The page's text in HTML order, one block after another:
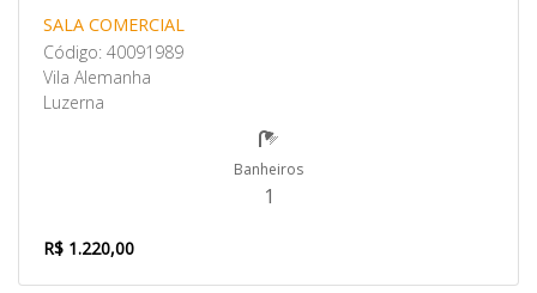
SALA COMERCIAL
Código: 40091989
Vila Alemanha
Luzerna
Banheiros
1
R$ 1.220,00